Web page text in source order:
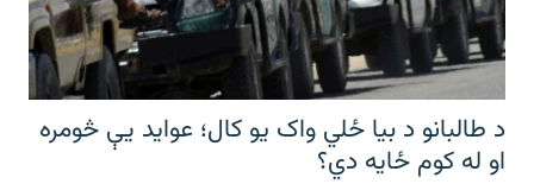
د طالبانو د بیا ځلي واک یو کال؛ عواید یې څومره
او له کوم ځایه دي؟